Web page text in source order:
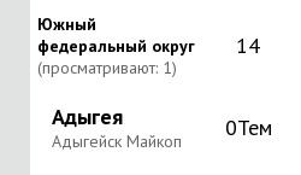
Южный
федеральный округ
(просматривают: 1)
14
Адыгея
Адыгейск Майкоп 0Тем